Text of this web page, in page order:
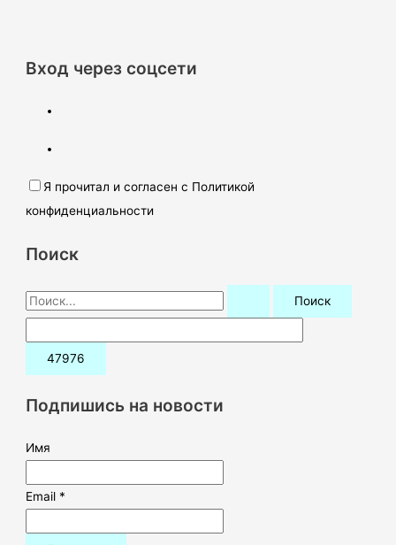
Вход через соцсети
Я прочитал и согласен с Политикой
конфиденциальности
Поиск
П
о
и
:Подпишись на новости
Имя
Email *